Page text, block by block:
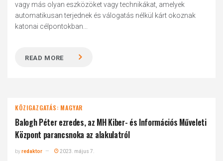
vagy más olyan eszközöket vagy technikákat, amelyek
automatikusan terjednek és válogatás nélkül kárt okoznak
katonai célpontokban...
READ MORE
KÖZIGAZGATÁS: MAGYAR
Balogh Péter ezredes, az MH Kiber- és Információs Műveleti
Központ parancsnoka az alakulatról
byredaktor 2023. május 7.